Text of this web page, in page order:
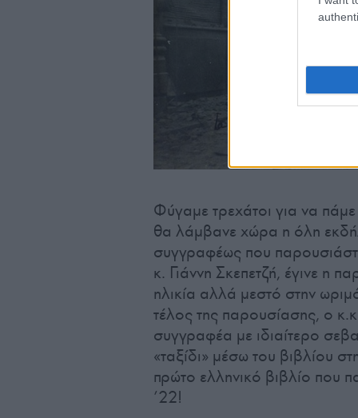
Φύγαμε τρεχάτοι για να
θα λάμβανε χώρα η όλη
συγγραφέως που
κ. Γιάννη Σκεπετζή, έγινε η
ηλικία αλλά μεστό στην
τέλος της παρουσίασης, ο
συγγραφέα με ιδιαίτερο
«ταξίδι» μέσω του βιβλίου
πρώτο ελληνικό βιβλίο που
’22!